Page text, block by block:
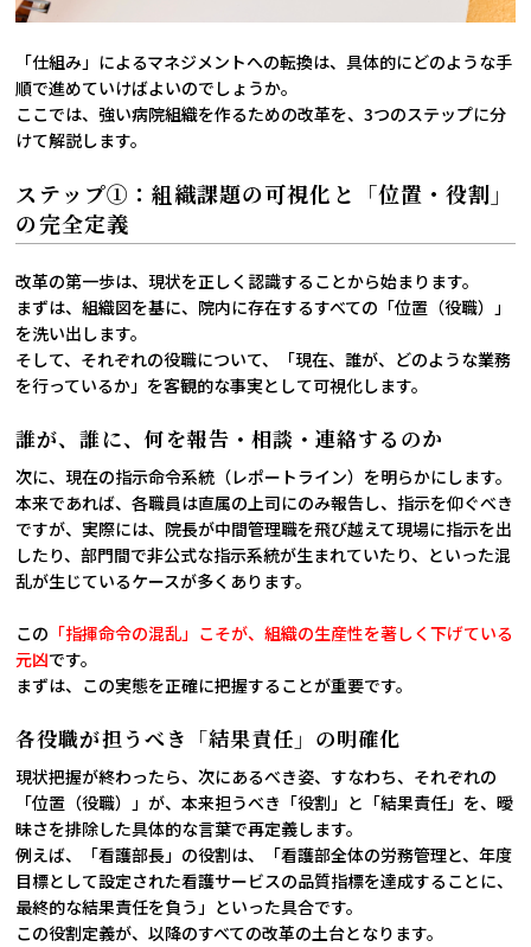
「仕組み」によるマネジメントへの転換は、具体的にどのような手
順で進めていけばよいのでしょうか。
ここでは、強い病院組織を作るための改革を、3つのステップに分
けて解説します。
ステップ①：組織課題の可視化と「位置・役割」
の完全定義
改革の第一歩は、現状を正しく認識することから始まります。
まずは、組織図を基に、院内に存在するすべての「位置（役職）」
を洗い出します。
そして、それぞれの役職について、「現在、誰が、どのような業務
を行っているか」を客観的な事実として可視化します。
誰が、誰に、何を報告・相談・連絡するのか
次に、現在の指示命令系統（レポートライン）を明らかにします。
本来であれば、各職員は直属の上司にのみ報告し、指示を仰ぐべき
ですが、実際には、院長が中間管理職を飛び越えて現場に指示を出
したり、部門間で非公式な指示系統が生まれていたり、といった混
乱が生じているケースが多くあります。
この 「指揮命令の混乱」こそが、組織の生産性を著しく下げている
元凶です。
まずは、この実態を正確に把握することが重要です。
各役職が担うべき「結果責任」の明確化
現状把握が終わったら、次にあるべき姿、すなわち、それぞれの
「位置（役職）」が、本来担うべき「役割」と「結果責任」を、曖
昧さを排除した具体的な言葉で再定義します。
例えば、「看護部長」の役割は、「看護部全体の労務管理と、年度
目標として設定された看護サービスの品質指標を達成することに、
最終的な結果責任を負う」といった具合です。
この役割定義が、以降のすべての改革の土台となります。